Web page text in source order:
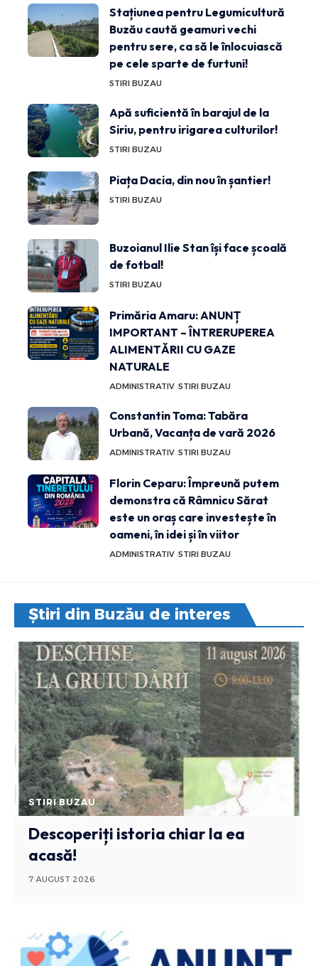
Stațiunea pentru Legumicultură
Buzău caută geamuri vechi
pentru sere, ca să le înlocuiască
pe cele sparte de furtuni!
STIRI BUZAU
Apă suficientă în barajul de la
Siriu, pentru irigarea culturilor!
STIRI BUZAU
Piața Dacia, din nou în șantier!
STIRI BUZAU
Buzoianul Ilie Stan își face școală
de fotbal!
STIRI BUZAU
Primăria Amaru: ANUNȚ
IMPORTANT – ÎNTRERUPEREA
ALIMENTĂRII CU GAZE
NATURALE
ADMINISTRATIV STIRI BUZAU
Constantin Toma: Tabăra
Urbană, Vacanța de vară 2026
ADMINISTRATIV STIRI BUZAU
Florin Ceparu: Împreună putem
demonstra că Râmnicu Sărat
este un oraș care investește în
oameni, în idei și în viitor
ADMINISTRATIV STIRI BUZAU
Știri din Buzău de interes
STIRI BUZAU
Descoperiți istoria chiar la ea
acasă!
7 AUGUST 2026